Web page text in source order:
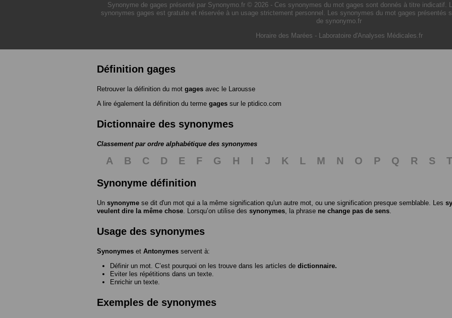
Synonyme de gages présenté par Synonymo.fr © 2026 - Ces synonymes du mot gages sont donnés à titre indicatif.
synonymes gages est gratuite et réservée à un usage strictement personnel. Les synonymes du mot gages présentés
de synonymo.fr
Horaire des Marées - Laboratoire d'Analyses Médicales.fr
Définition gages
Retrouver la définition du mot gages avec le Larousse
A lire également la définition du terme gages sur le ptidico.com
Dictionnaire des synonymes
Classement par ordre alphabétique des synonymes
A B C D E F G H I J K L M N O P Q R S
T
Synonyme définition
Un synonyme se dit d'un mot qui a la même signification qu'un autre mot, ou une signification presque semblable. Les
veulent dire la même chose . Lorsqu’on utilise des synonymes , la phrase ne change pas de sens
Usage des synonymes
Synonymes et Antonymes servent à:
Définir un mot. C’est pourquoi on les trouve dans les articles de dictionnaire.
Eviter les répétitions dans un texte.
Enrichir un texte.
Exemples de synonymes